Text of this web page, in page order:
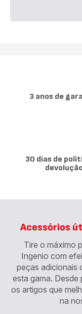
3 anos de
30 dias de
Acessórios
Tire o máximo
Ingenio com
peças adicionais
esta gama. Desde
os artigos que
na